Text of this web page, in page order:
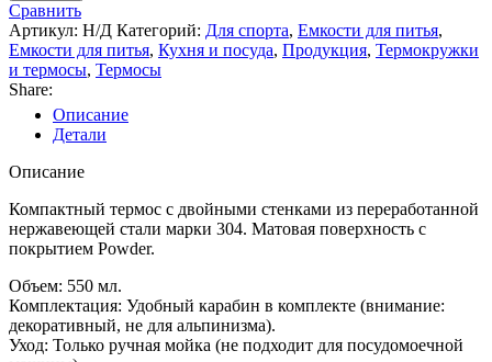
Сравнить
Артикул: Н/Д Категорий: Для спорта, Емкости для питья,
Емкости для питья, Кухня и посуда, Продукция, Термокружки
и термосы, Термосы
Share:
Описание
Детали
Описание
Компактный термос с двойными стенками из переработанной
нержавеющей стали марки 304. Матовая поверхность с
покрытием Powder.
Объем: 550 мл.
Комплектация: Удобный карабин в комплекте (внимание:
декоративный, не для альпинизма).
Уход: Только ручная мойка (не подходит для посудомоечной